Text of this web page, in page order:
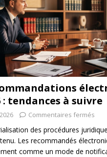
: tendances à suivre
Commentaires fermés
des procédures
Les recommandés
comme un mode de